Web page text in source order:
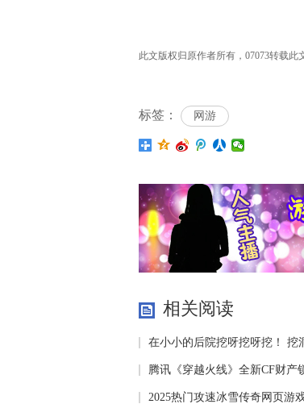
此文版权归原作者所有，07073转载此
标签： 网游
相关阅读
在小小的后院挖呀挖呀挖！ 挖
量达100万
腾讯《穿越火线》全新CF财产
2025热门攻速冰雪传奇网页游